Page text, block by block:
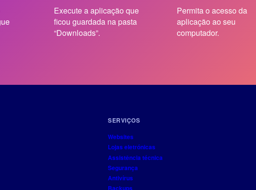
Execute a aplicação que
ficou guardada na pasta
“Downloads”.
Permita o acesso da
aplicação ao seu
computador.
SERVIÇOS
Websites
Lojas eletrónicas
Assistência técnica
Segurança
Antivírus
Backups